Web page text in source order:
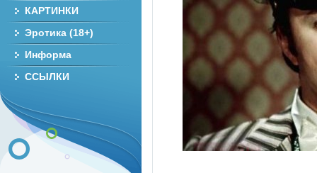
КАРТИНКИ
Эротика (18+)
Информа
ССЫЛКИ